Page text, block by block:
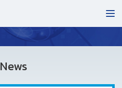
News